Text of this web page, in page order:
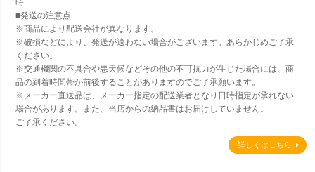
時
■発送の注意点
※商品により配送会社が異なります。
※破損などにより、発送が適わない場合がございます。あらかじめご了承
ください。
※交通機関の不具合や悪天候などその他の不可抗力が生じた場合には、商
品の到着時間帯が前後することがありますのでご了承願います。
※メーカー直送品は、メーカー指定の配送業者となり日時指定が承れない
場合があります。また、当店からの納品書はお届けしていません。
ご了承ください。
詳しくはこちら